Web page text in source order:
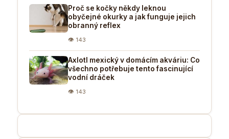
Proč se kočky někdy leknou
obyčejné okurky a jak funguje jejich
obranný reflex
👁 143
Axlotl mexický v domácím akváriu: Co
všechno potřebuje tento fascinující
vodní dráček
👁 143